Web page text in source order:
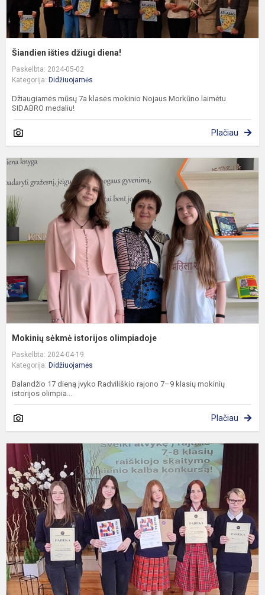
Šiandien išties džiugi diena!
Paskelbta: 2024-05-02
Kategorija: Didžiuojamės
Džiaugiamės mūsų 7a klasės mokinio Nojaus Morkūno laimėtu
SIDABRO medaliu!
Plačiau
Mokinių sėkmė istorijos olimpiadoje
Paskelbta: 2024-04-19
Kategorija: Didžiuojamės
Balandžio 17 dieną įvyko Radviliškio rajono 7–9 klasių mokinių
istorijos olimpia...
Plačiau